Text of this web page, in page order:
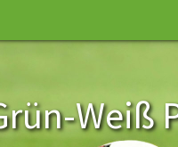
Weiß